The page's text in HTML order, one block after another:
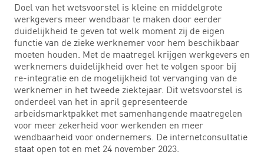
Doel van het wetsvoorstel is kleine en middelgrote
werkgevers meer wendbaar te maken door eerder
duidelijkheid te geven tot welk moment zij de eigen
functie van de zieke werknemer voor hem beschikbaar
moeten houden. Met de maatregel krijgen werkgevers en
werknemers duidelijkheid over het te volgen spoor bij
re-integratie en de mogelijkheid tot vervanging van de
werknemer in het tweede ziektejaar. Dit wetsvoorstel is
onderdeel van het in april gepresenteerde
arbeidsmarktpakket met samenhangende maatregelen
voor meer zekerheid voor werkenden en meer
wendbaarheid voor ondernemers. De internetconsultatie
staat open tot en met 24 november 2023.